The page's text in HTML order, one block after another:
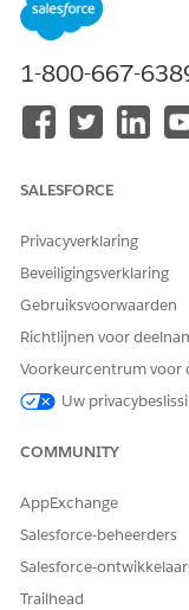
registration and
Registration API
If you make any
SEE ALSO
Publish Your Store
HEEFT DIT
1-800-667-
SALESFORCE
Privacyverklaring
Beveiligingsverklaring
Gebruiksvoorwaarden
Richtlijnen voor
Voorkeurcentrum voor
Uw
COMMUNITY
AppExchange
Salesforce-beheerders
Salesforce-
Trailhead